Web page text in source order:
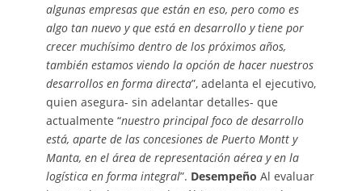
algunas empresas que están en eso, pero como es
algo tan nuevo y que está en desarrollo y tiene por
crecer muchísimo dentro de los próximos años,
también estamos viendo la opción de hacer nuestros
desarrollos en forma directa”, adelanta el ejecutivo,
quien asegura- sin adelantar detalles- que
actualmente “nuestro principal foco de desarrollo
está, aparte de las concesiones de Puerto Montt y
Manta, en el área de representación aérea y en la
logística en forma integral”. Desempeño Al evaluar